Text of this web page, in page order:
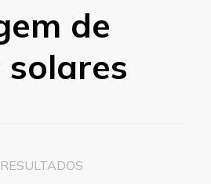
de